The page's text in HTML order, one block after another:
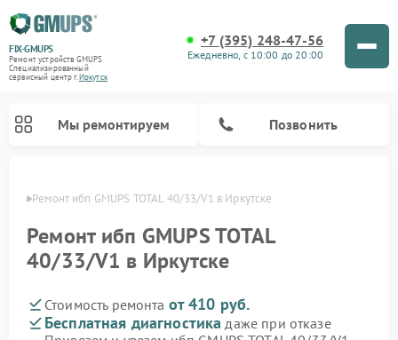
FIX-GMUPS
Ремонт устройств GMUPS
Специализированный
cервисный центр г.Иркутск
+7 (395) 248-47-56
Ежедневно, с 10:00 до 20:00
Мы ремонтируем Позвонить
Ремонт ибп GMUPS TOTAL 40/33/V1 в Иркутске
Ремонт ибп GMUPS TOTAL
40/33/V1 в Иркутске
Стоимость ремонта от 410 руб.
Бесплатная диагностика даже при отказе